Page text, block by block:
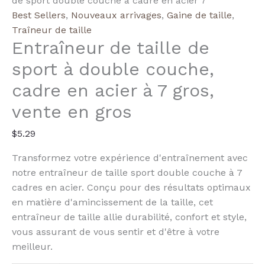
Best Sellers, Nouveaux arrivages, Gaine de taille,
Traîneur de taille
Entraîneur de taille de
sport à double couche,
cadre en acier à 7 gros,
vente en gros
$5.29
Transformez votre expérience d'entraînement avec
notre entraîneur de taille sport double couche à 7
cadres en acier. Conçu pour des résultats optimaux
en matière d'amincissement de la taille, cet
entraîneur de taille allie durabilité, confort et style,
vous assurant de vous sentir et d'être à votre
meilleur.
7-
Steel
Frame
Layer
Sports
Trainer